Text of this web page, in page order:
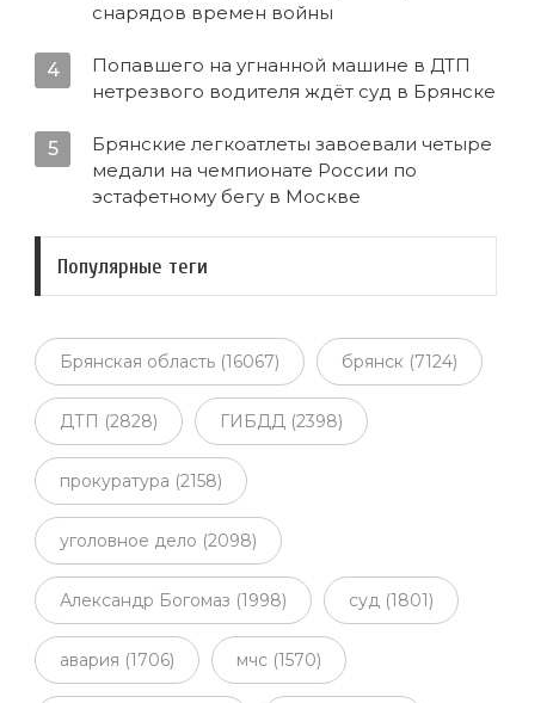
снарядов времен войны
4
Попавшего на угнанной машине в ДТП
нетрезвого водителя ждёт суд в Брянске
5
Брянские легкоатлеты завоевали четыре
медали на чемпионате России по
эстафетному бегу в Москве
Популярные теги
Брянская область (16067) брянск (7124)
ДТП (2828) ГИБДД (2398)
прокуратура (2158)
уголовное дело (2098)
Александр Богомаз (1998) суд (1801)
авария (1706) мчс (1570)